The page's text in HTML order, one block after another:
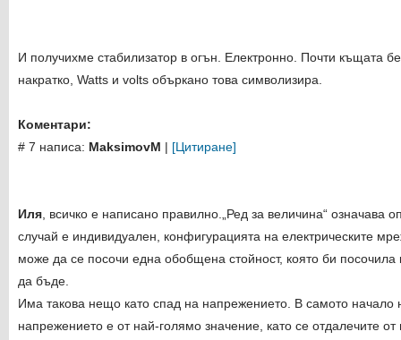
И получихме стабилизатор в огън. Електронно. Почти къщата
накратко, Watts и volts объркано това символизира.
Коментари:
# 7 написа: MaksimovM | [Цитиране]
Иля , всичко е написано правилно.„Ред за величина“ означава
случай е индивидуален, конфигурацията на електрическите
може да се посочи една обобщена стойност, която би посочила
да бъде.
Има такова нещо като спад на напрежението. В самото начало
напрежението е от най-голямо значение, като се отдалечите